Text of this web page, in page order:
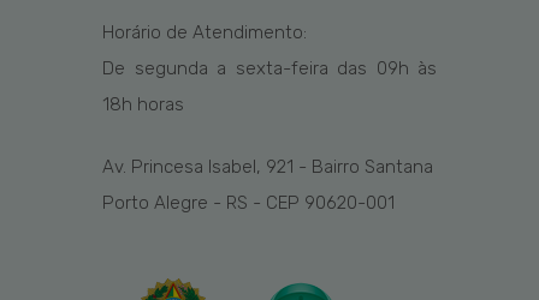
Horário de Atendimento:
De segunda a sexta-feira das 09h às
18h horas
Av. Princesa Isabel, 921 - Bairro Santana
Porto Alegre - RS - CEP 90620-001